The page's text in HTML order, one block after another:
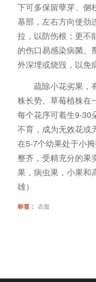
下可多保留孽芽、侧
基部，左右方向使劲
拉，以防伤根；更不
的伤口易感染病菌。
外深埋或烧毁，以免
疏除小花劣果，
株长势。草莓植株在
每个花序可着生9-30
不育，成为无效花或
在5-7个幼果处于小
整齐，受精充分的果
果，病虫果，小果和
雄）
标签： 农服